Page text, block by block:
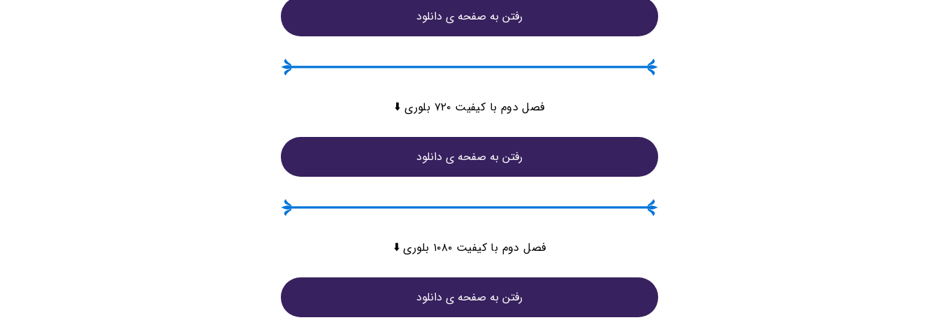
رفتن به صفحه ی دانلود
فصل دوم با کیفیت ۷۲۰ بلوری ⬇️
رفتن به صفحه ی دانلود
فصل دوم با کیفیت ۱۰۸۰ بلوری ⬇️
رفتن به صفحه ی دانلود